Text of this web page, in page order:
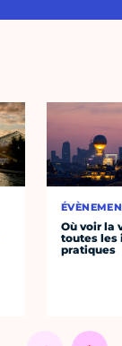
Où voir la
toutes les
pratiques